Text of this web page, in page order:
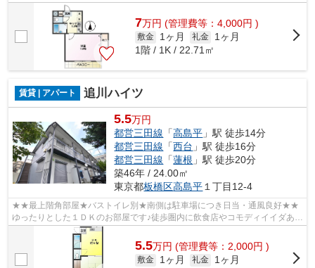
か。先行申込受付中！
7万円 (管理費等：4,000円 )
敷金 1ヶ月 礼金
1ヶ月
1階 / 1K / 22.71㎡
賃貸 | アパート 追川ハイツ
5.5万円
都営三田線 「高島平 」駅 徒歩14分
都営三田線 「西台 」駅 徒歩16分
都営三田線 「蓮根 」駅 徒歩20分
築46年 / 24.00㎡
東京都板橋区高島平 １丁目12-4
★★最上階角部屋★バストイレ別★南側は駐車場につき日当・通風良好★★
ゆったりとした１ＤＫのお部屋です♪徒歩圏内に飲食店やコモディイイダあり
買い物等も便利♪
5.5万円 (管理費等：2,000円 )
敷金 1ヶ月 礼金
1ヶ月